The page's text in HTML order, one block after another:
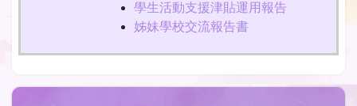
學生活動支援津貼運用報告
姊妹學校交流報告書